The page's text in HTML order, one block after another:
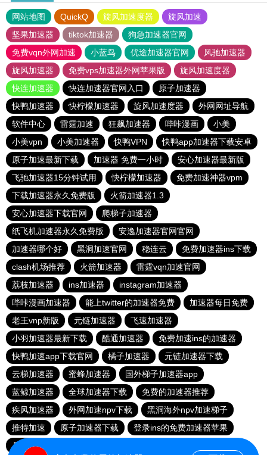
网站地图 QuickQ 旋风加速度器
旋风加速
坚果加速器
tiktok加速器
狗急加速器官网
免费vqn外网加速
小蓝鸟 优途加速器官网
风驰加速器
旋风加速器
免费vps加速器外网苹果版
旋风加速度器
快连加速器
快连加速器官网入口
原子加速器
快鸭加速器
快柠檬加速器 旋风加速度器
外网网址导航
软件中心
雷霆加速 狂飙加速器 哔咔漫画
小美
小美vpn
小美加速器 快鸭VPN
快鸭app加速器下载安卓
原子加速最新下载
加速器 免费一小时
安心加速器最新版
飞驰加速器15分钟试用
快柠檬加速器
免费加速神器vpm
下载加速器永久免费版
火箭加速器1.3
安心加速器下载官网
爬梯子加速器
纸飞机加速器永久免费版
安逸加速器官网官网
加速器哪个好
黑洞加速官网 稳连云
免费加速器ins下载
clash机场推荐
火箭加速器
雷霆vqn加速官网
荔枝加速器
ins加速器
instagram加速器
哔咔漫画加速器
能上twitter的加速器免费
加速器每日免费
老王vnp新版
元链加速器
飞速加速器
小羽加速器最新下载
酷通加速器
免费加速ins的加速器
快鸭加速app下载官网
橘子加速器
元链加速器下载
云梯加速器
蜜蜂加速器
国外梯子加速器app
蓝鲸加速器
全球加速器下载
免费的加速器推荐
疾风加速器
外网加速npv下载
黑洞海外npv加速梯子
推特加速
原子加速器下载
登录ins的免费加速器苹果
月兔加速器